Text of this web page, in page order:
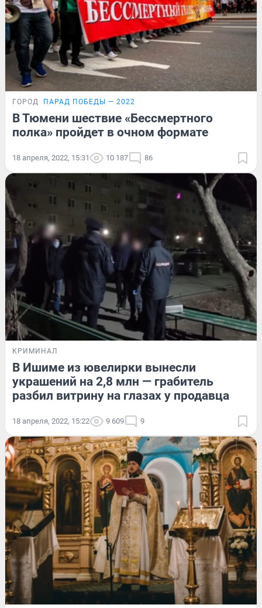
ГОРОД ПАРАД ПОБЕДЫ — 2022
В Тюмени шествие «Бессмертного
полка» пройдет в очном формате
18 апреля, 2022, 15:31 10 187 86
КРИМИНАЛ
В Ишиме из ювелирки вынесли
украшений на 2,8 млн — грабитель
разбил витрину на глазах у продавца
18 апреля, 2022, 15:22 9 609 9